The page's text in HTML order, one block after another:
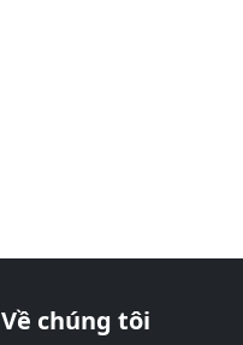
Về chúng tôi